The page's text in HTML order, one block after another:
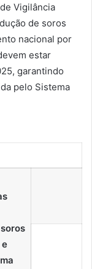
Vigilância
de soros
nacional por
estar
garantindo
pelo Sistema